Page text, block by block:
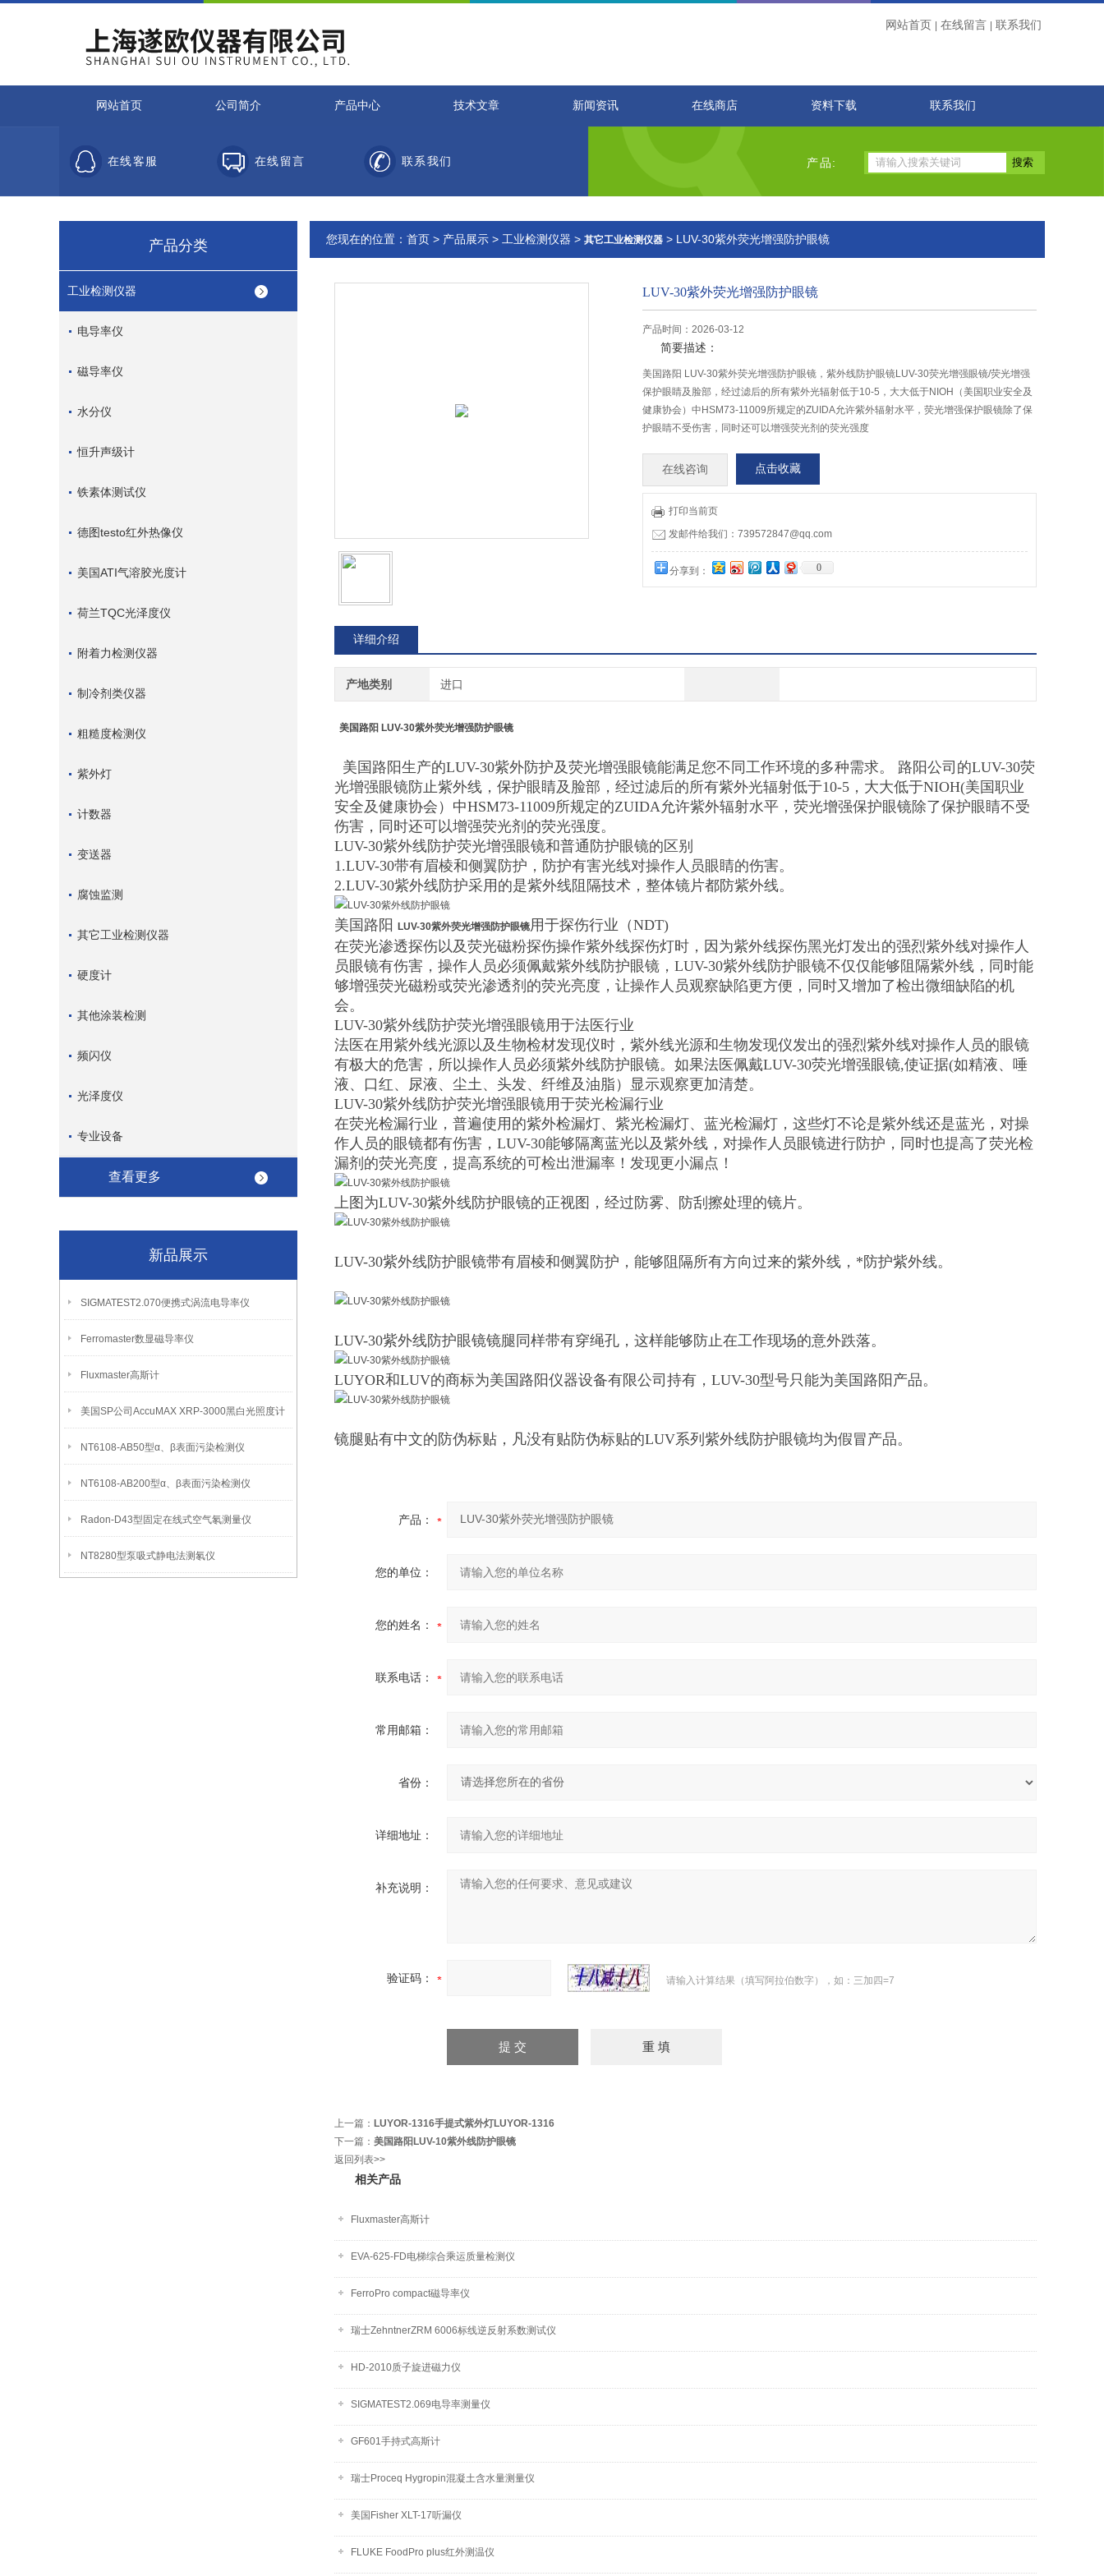
网站首页 在线留言 联系我们
网站首页 公司简介 产品中心 技术文章 新闻资讯 在线商店 资料下载 联系我们
在线客服 在线留言 联系我们 产品:
产品分类
工业检测仪器
电导率仪
磁导率仪
水分仪
恒升声级计
铁素体测试仪
德图testo红外热像仪
美国ATI气溶胶光度计
荷兰TQC光泽度仪
附着力检测仪器
制冷剂类仪器
粗糙度检测仪
紫外灯
计数器
变送器
腐蚀监测
其它工业检测仪器
硬度计
其他涂装检测
频闪仪
光泽度仪
专业设备
查看更多
新品展示
SIGMATEST2.070便携式涡流电导率仪
Ferromaster数显磁导率仪
Fluxmaster高斯计
美国SP公司AccuMAX XRP-3000黑白光照度计
NT6108-AB50型α、β表面污染检测仪
NT6108-AB200型α、β表面污染检测仪
Radon-D43型固定在线式空气氡测量仪
NT8280型泵吸式静电法测氡仪
您现在的位置： 首页 > 产品展示 > 工业检测仪器 > 其它工业检测仪器 > LUV-30紫外荧光增强防护眼镜
LUV-30紫外荧光增强防护眼镜
产品时间：2026-03-12
简要描述：
美国路阳 LUV-30紫外荧光增强防护眼镜，紫外线防护眼镜LUV-30荧光增强眼镜/荧光增强
保护眼睛及脸部，经过滤后的所有紫外光辐射低于10-5，大大低于NIOH（美国职业安全及
健康协会）中HSM73-11009所规定的ZUIDA允许紫外辐射水平，荧光增强保护眼镜除了保
护眼睛不受伤害，同时还可以增强荧光剂的荧光强度
在线咨询 点击收藏
打印当前页
发邮件给我们：739572847@qq.com
分享到： 0
详细介绍
产地类别 进口
美国路阳 LUV-30紫外荧光增强防护眼镜
美国路阳生产的LUV-30紫外防护及荧光增强眼镜能满足您不同工作环境的多种需求。 路阳公司的LUV-30荧
光增强眼镜防止紫外线，保护眼睛及脸部，经过滤后的所有紫外光辐射低于10-5，大大低于NIOH(美国职业
安全及健康协会）中HSM73-11009所规定的ZUIDA允许紫外辐射水平，荧光增强保护眼镜除了保护眼睛不受
伤害，同时还可以增强荧光剂的荧光强度。
LUV-30紫外线防护荧光增强眼镜和普通防护眼镜的区别
1.LUV-30带有眉棱和侧翼防护，防护有害光线对操作人员眼睛的伤害。
2.LUV-30紫外线防护采用的是紫外线阻隔技术，整体镜片都防紫外线。
美国路阳 LUV-30紫外荧光增强防护眼镜用于探伤行业（NDT)
在荧光渗透探伤以及荧光磁粉探伤操作紫外线探伤灯时，因为紫外线探伤黑光灯发出的强烈紫外线对操作人
员眼镜有伤害，操作人员必须佩戴紫外线防护眼镜，LUV-30紫外线防护眼镜不仅仅能够阻隔紫外线，同时能
够增强荧光磁粉或荧光渗透剂的荧光亮度，让操作人员观察缺陷更方便，同时又增加了检出微细缺陷的机
会。
LUV-30紫外线防护荧光增强眼镜用于法医行业
法医在用紫外线光源以及生物检材发现仪时，紫外线光源和生物发现仪发出的强烈紫外线对操作人员的眼镜
有极大的危害，所以操作人员必须紫外线防护眼镜。如果法医佩戴LUV-30荧光增强眼镜,使证据(如精液、唾
液、口红、尿液、尘土、头发、纤维及油脂）显示观察更加清楚。
LUV-30紫外线防护荧光增强眼镜用于荧光检漏行业
在荧光检漏行业，普遍使用的紫外检漏灯、紫光检漏灯、蓝光检漏灯，这些灯不论是紫外线还是蓝光，对操
作人员的眼镜都有伤害，LUV-30能够隔离蓝光以及紫外线，对操作人员眼镜进行防护，同时也提高了荧光检
漏剂的荧光亮度，提高系统的可检出泄漏率！发现更小漏点！
上图为LUV-30紫外线防护眼镜的正视图，经过防雾、防刮擦处理的镜片。
LUV-30紫外线防护眼镜带有眉棱和侧翼防护，能够阻隔所有方向过来的紫外线，*防护紫外线。
LUV-30紫外线防护眼镜镜腿同样带有穿绳孔，这样能够防止在工作现场的意外跌落。
LUYOR和LUV的商标为美国路阳仪器设备有限公司持有，LUV-30型号只能为美国路阳产品。
镜腿贴有中文的防伪标贴，凡没有贴防伪标贴的LUV系列紫外线防护眼镜均为假冒产品。
产品：
您的单位：
您的姓名：
联系电话：
常用邮箱：
省份：
详细地址：
补充说明：
验证码： 请输入计算结果（填写阿拉伯数字），如：三加四=7
上一篇： LUYOR-1316手提式紫外灯LUYOR-1316
下一篇： 美国路阳LUV-10紫外线防护眼镜
返回列表>>
相关产品
Fluxmaster高斯计
EVA-625-FD电梯综合乘运质量检测仪
FerroPro compact磁导率仪
瑞士ZehntnerZRM 6006标线逆反射系数测试仪
HD-2010质子旋进磁力仪
SIGMATEST2.069电导率测量仪
GF601手持式高斯计
瑞士Proceq Hygropin混凝土含水量测量仪
美国Fisher XLT-17听漏仪
FLUKE FoodPro plus红外测温仪